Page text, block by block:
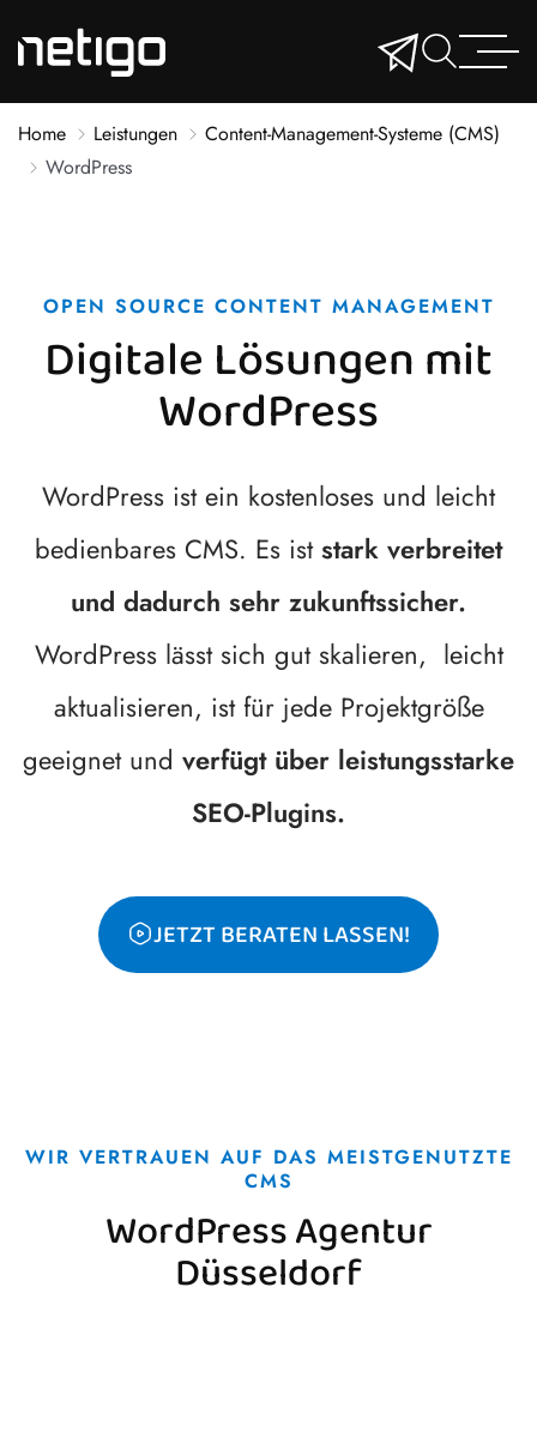
Home Leistungen
Content-Management-Systeme (CMS)
WordPress
OPEN SOURCE CONTENT MANAGEMENT
Digitale Lösungen mit
WordPress
WordPress ist ein kostenloses und leicht
bedienbares CMS. Es iststark verbreitet
und dadurch sehr zukunftssicher.
WordPress lässt sich gut skalieren, leicht
aktualisieren, ist für jede Projektgröße
geeignet und verfügt über leistungsstarke
SEO-Plugins.
JETZT BERATEN LASSEN!
WIR VERTRAUEN AUF DAS MEISTGENUTZTE
CMS
WordPress Agentur
Düsseldorf